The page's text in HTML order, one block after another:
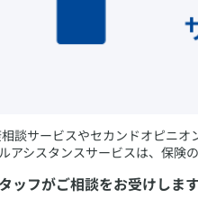
談サービスやセカンドオピニオ
アシスタンスサービスは、保険
ッフがご相談をお受けします